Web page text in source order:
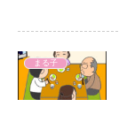
まる子